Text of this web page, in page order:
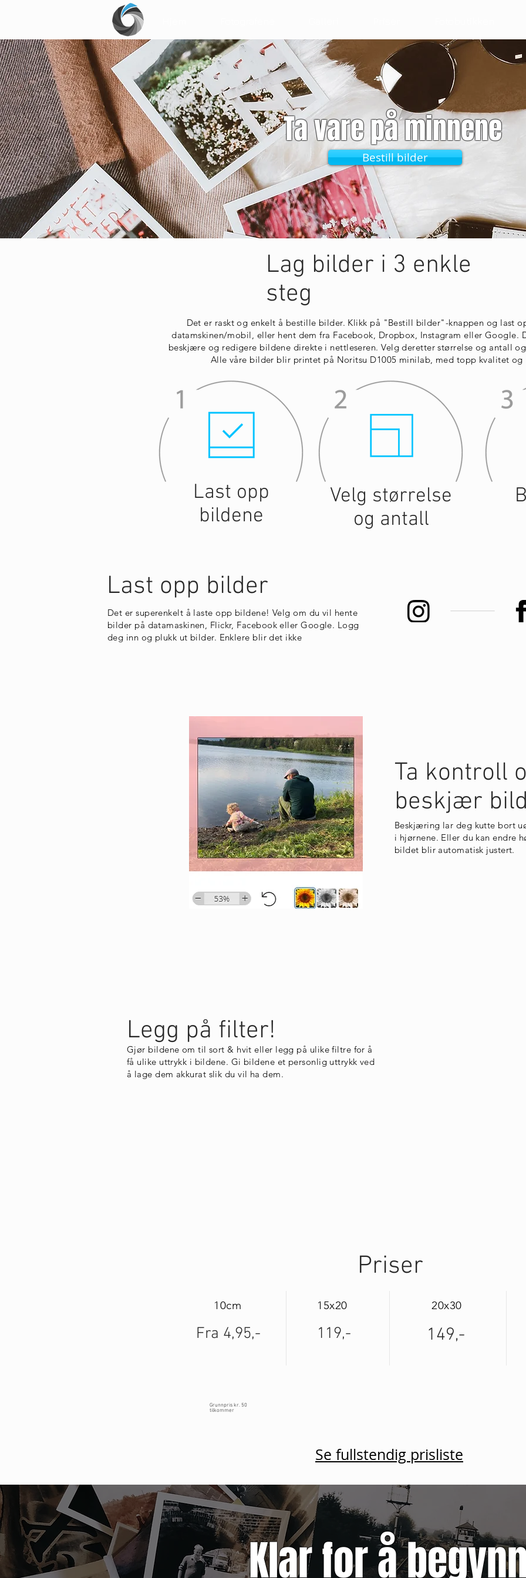
Ta vare på minnene
Bestill bilder
Lag bilder i 3 enkle
steg
Det er raskt og enkelt å bestille bilder. Klikk på "Bestill bilder"-knappen og last
datamskinen/mobil, eller hent dem fra Facebook, Dropbox, Instagram eller Google.
beskjære og redigere bildene direkte i nettleseren. Velg deretter størrelse og antall
Alle våre bilder blir printet på Noritsu D1005 minilab, med topp kvalitet og
Last opp
bildene
Velg størrelse
og antall
Last opp bilder
Legg på filter!
Gjør bildene om til sort & hvit eller legg på ulike filtre for å
få ulike uttrykk i bildene. Gi bildene et personlig uttrykk ved
å lage dem akkurat slik du vil ha dem.
Det er superenkelt å laste opp bildene! Velg om du vil hente
bilder på datamaskinen, Flickr, Facebook eller Google. Logg
deg inn og plukk ut bilder. Enklere blir det ikke
Ta kontroll
beskjær
Beskjæring lar deg kutte bort
i hjørnene. Eller du kan endre
bildet blir automatisk justert.
Priser
10cm 15x20 20x30
Fra 4,95,- 119,- 149,-
Grunnpris kr. 50
tilkommer
Se fullstendig prisliste
Klar for å